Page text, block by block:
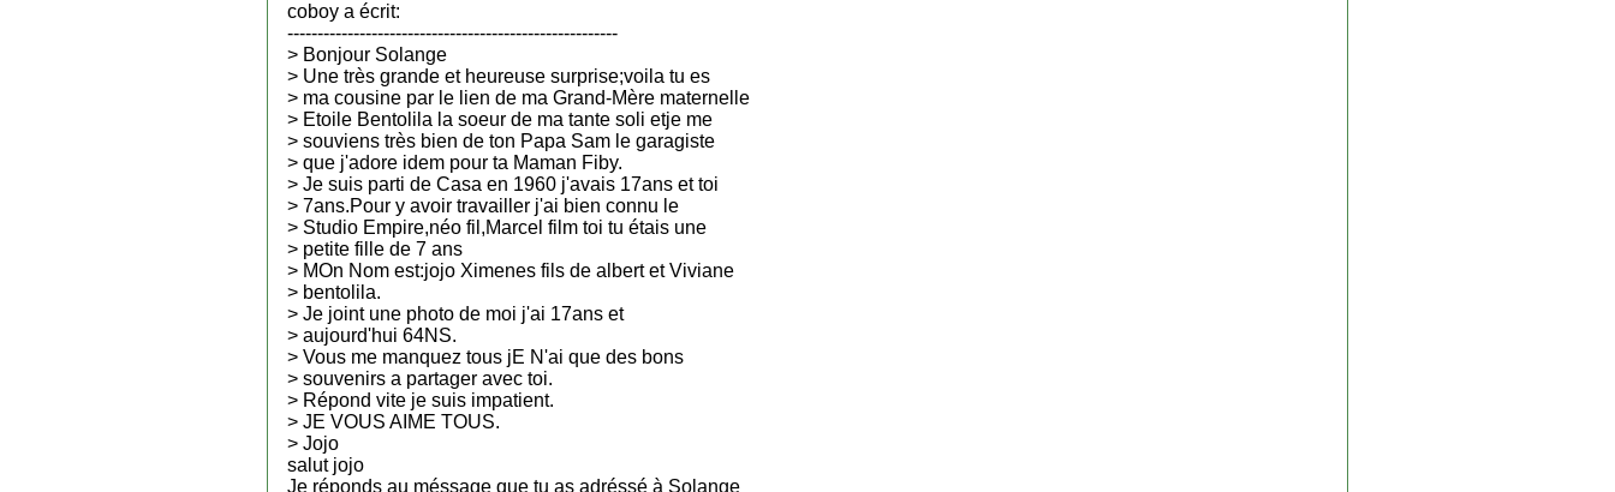
coboy a écrit:
-------------------------------------------------------
> Bonjour Solange
> Une très grande et heureuse surprise;voila tu es
> ma cousine par le lien de ma Grand-Mère maternelle
> Etoile Bentolila la soeur de ma tante soli etje me
> souviens très bien de ton Papa Sam le garagiste
> que j'adore idem pour ta Maman Fiby.
> Je suis parti de Casa en 1960 j'avais 17ans et toi
> 7ans.Pour y avoir travailler j'ai bien connu le
> Studio Empire,néo fil,Marcel film toi tu étais une
> petite fille de 7 ans
> MOn Nom est:jojo Ximenes fils de albert et Viviane
> bentolila.
> Je joint une photo de moi j'ai 17ans et
> aujourd'hui 64NS.
> Vous me manquez tous jE N'ai que des bons
> souvenirs a partager avec toi.
> Répond vite je suis impatient.
> JE VOUS AIME TOUS.
> Jojo
salut jojo
Je réponds au méssage que tu as adréssé à Solange